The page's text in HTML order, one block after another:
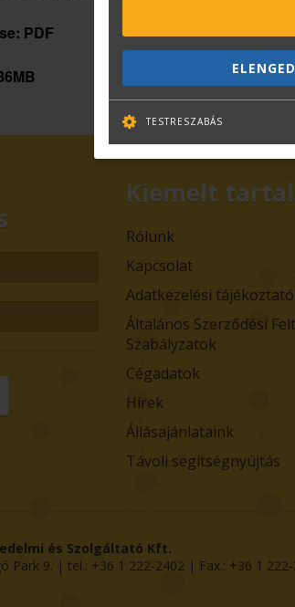
PDF
Kiemelt
Rólunk
Kapcsolat
Adatkezelési
Általános Szerződési
Szabályzatok
Cégadatok
Hírek
Állásajánlataink
Távoli segítségnyújtás
és Szolgáltató Kft.
Park 9. | tel.: +36 1 222-2402 | Fax.: +36 1
TESTRESZABÁS